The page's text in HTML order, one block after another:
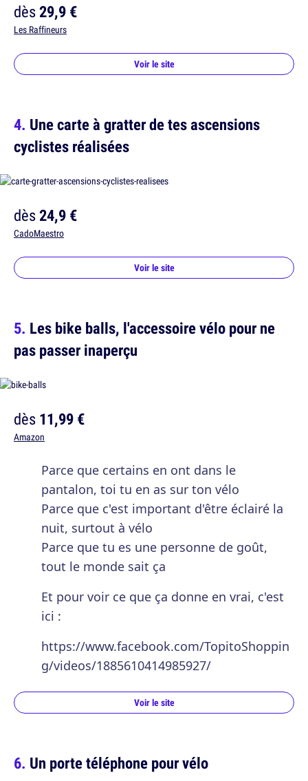
dès29,9 €
Les Raffineurs
Voir le site
Une carte à gratter de tes ascensions
cyclistes réalisées
dès24,9 €
CadoMaestro
Voir le site
Les bike balls, l'accessoire vélo pour ne
pas passer inaperçu
dès11,99 €
Amazon
Parce que certains en ont dans le
pantalon, toi tu en as sur ton vélo
Parce que c'est important d'être éclairé la
nuit, surtout à vélo
Parce que tu es une personne de goût,
tout le monde sait ça
Et pour voir ce que ça donne en vrai, c'est
ici :
https://www.facebook.com/TopitoShoppin
g/videos/1885610414985927/
Voir le site
Un porte téléphone pour vélo